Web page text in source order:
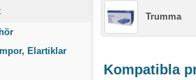
Elartiklar
Trumma
Kompatibla